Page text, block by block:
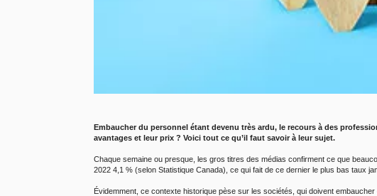
Embaucher du personnel étant devenu très ardu, le recours à des
avantages et leur prix ? Voici tout ce qu’il faut savoir à leur sujet.
Chaque semaine ou presque, les gros titres des médias confirment ce que
2022 4,1 % (selon Statistique Canada), ce qui fait de ce dernier le plus bas taux
Évidemment, ce contexte historique pèse sur les sociétés, qui doivent